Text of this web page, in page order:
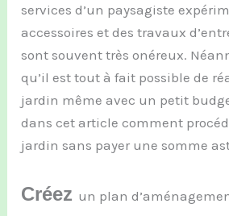
services d’un paysagiste
accessoires et des travaux
sont souvent très onéreux.
qu’il est tout à fait possible de
jardin même avec un petit
dans cet article comment
jardin sans payer une somme
Créez un plan